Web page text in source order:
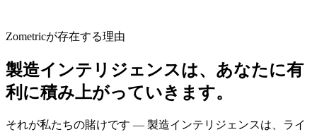
Zometricが存在する理由
製造インテリジェンスは、あなたに有
利に積み上がっていきます。
それが私たちの賭けです — 製造インテリジェンスは、ライ